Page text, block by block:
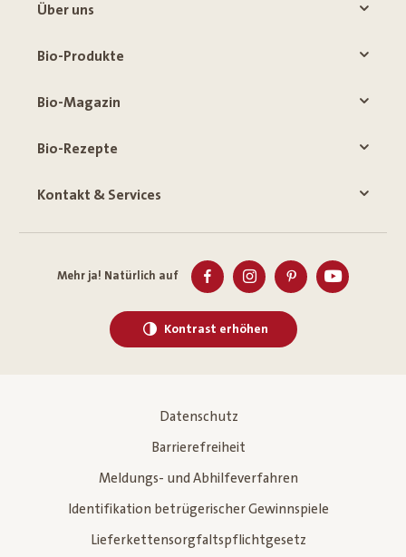
Über uns
Bio-Produkte
Bio-Magazin
Bio-Rezepte
Kontakt & Services
Mehr ja! Natürlich auf
Kontrast erhöhen
Datenschutz
Barrierefreiheit
Meldungs- und Abhilfeverfahren
Identifikation betrügerischer Gewinnspiele
Lieferkettensorgfaltspflichtgesetz